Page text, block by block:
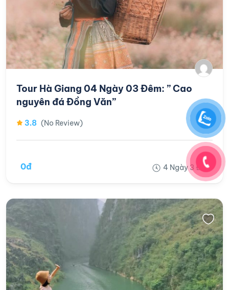
Tour Hà Giang 04 Ngày 03 Đêm: ” Cao
nguyên đá Đồng Văn”
3.8 (No Review)
0đ 4 Ngày 3 Đêm